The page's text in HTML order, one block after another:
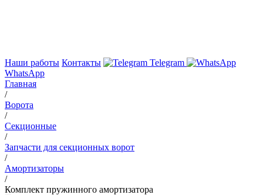
Наши работы Контакты
Telegram
WhatsApp
Главная
/
Ворота
/
Секционные
/
Запчасти для секционных ворот
/
Амортизаторы
/
Комплект пружинного амортизатора